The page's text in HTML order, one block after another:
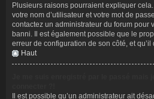
Plusieurs raisons pourraient expliquer
votre nom d’utilisateur et votre mot de
contactez un administrateur du forum pour
banni. Il est également possible que le
erreur de configuration de son côté, et qu’il
Haut
Il est possible qu’un administrateur ait